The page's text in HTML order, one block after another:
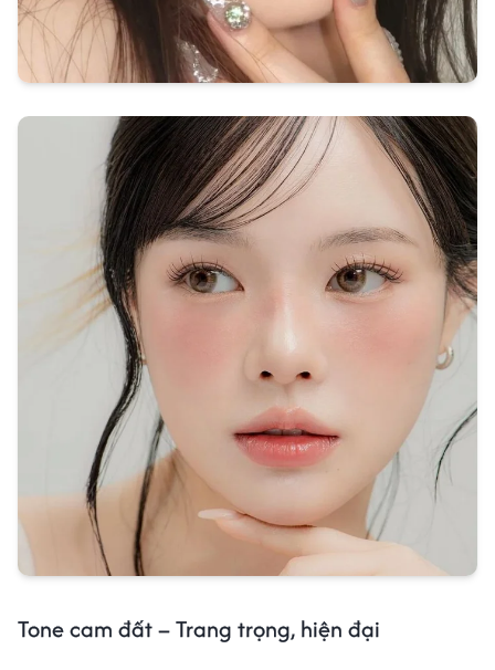
Tone cam đất – Trang trọng, hiện đại